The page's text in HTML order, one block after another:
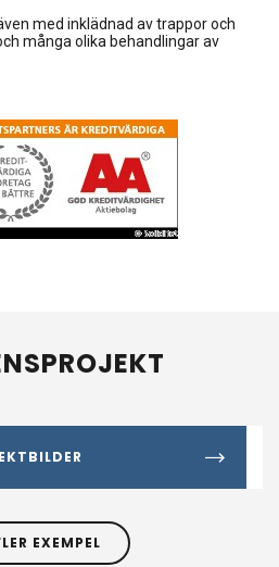
med inklädnad av trappor och
många olika behandlingar av
EXEMPEL